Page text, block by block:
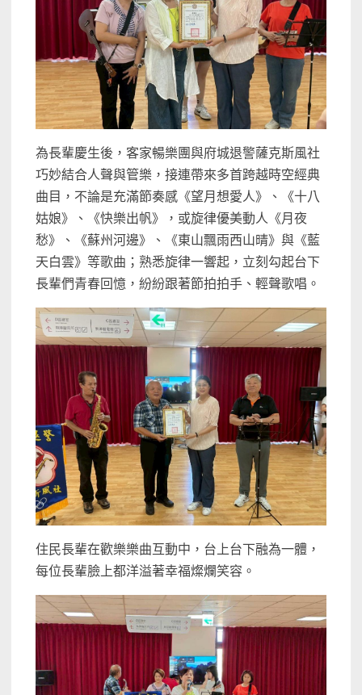
為長輩慶生後，客家暢樂團與府城退警薩克斯風社
巧妙結合人聲與管樂，接連帶來多首跨越時空經典
曲目，不論是充滿節奏感《望月想愛人》、《十八
姑娘》、《快樂出帆》，或旋律優美動人《月夜
愁》、《蘇州河邊》、《東山飄雨西山晴》與《藍
天白雲》等歌曲；熟悉旋律一響起，立刻勾起台下
長輩們青春回憶，紛紛跟著節拍拍手、輕聲歌唱。
住民長輩在歡樂樂曲互動中，台上台下融為一體，
每位長輩臉上都洋溢著幸福燦爛笑容。